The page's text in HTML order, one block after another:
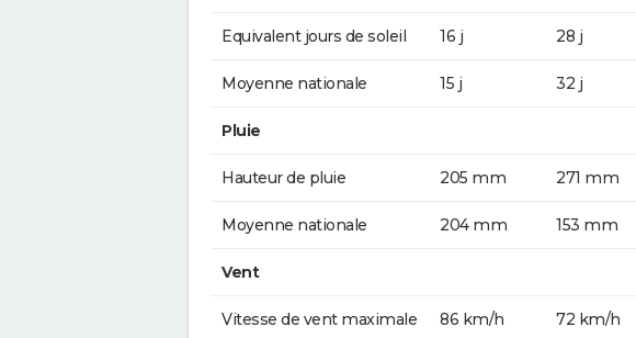
Equivalent jours de soleil 16 j 28 j
Moyenne nationale 15 j 32 j
Pluie
Hauteur de pluie 205 mm 271 mm
Moyenne nationale 204 mm 153 mm
Vent
Vitesse de vent maximale 86 km/h 72 km/h